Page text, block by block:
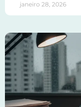
janeiro 28, 2026